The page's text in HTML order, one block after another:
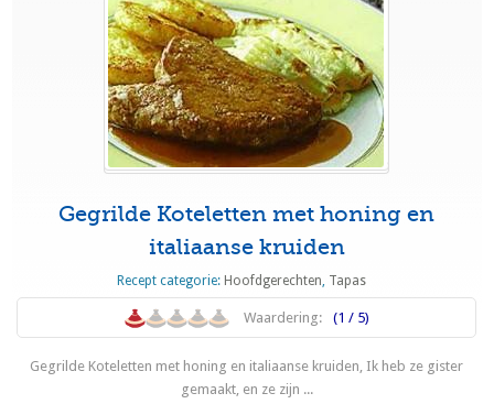
Gegrilde Koteletten met honing en
italiaanse kruiden
Recept categorie: Hoofdgerechten, Tapas
Waardering: (1 / 5)
Gegrilde Koteletten met honing en italiaanse kruiden, Ik heb ze gister
gemaakt, en ze zijn ...